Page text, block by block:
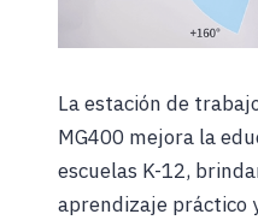
La estación de
MG400 mejora la
escuelas K-12,
aprendizaje práctico